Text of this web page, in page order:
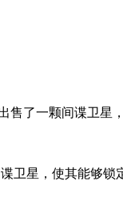
售了一颗间谍卫星
卫星，使其能够锁